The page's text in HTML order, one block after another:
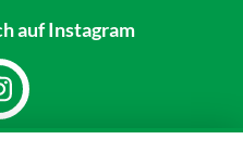
auf Instagram